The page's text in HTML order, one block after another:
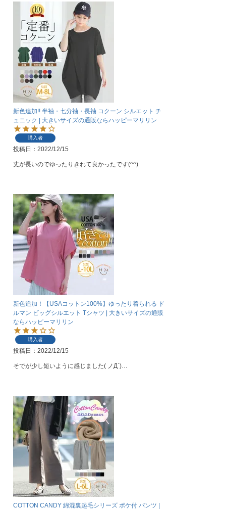
新色追加!! 半袖・七分袖・長袖 コクーン シルエット チ
ュニック | 大きいサイズの通販ならハッピーマリリン
購入者
投稿日 2022/12/15
丈が長いのでゆったりきれて良かったです(^^)
新色追加！【USAコットン100%】ゆったり着られる ド
ルマン ビッグシルエット Tシャツ | 大きいサイズの通販
ならハッピーマリリン
購入者
投稿日 2022/12/15
そでが少し短いように感じました( ノД`)…
COTTON CANDY 綿混裏起毛シリーズ ポケ付 パンツ |